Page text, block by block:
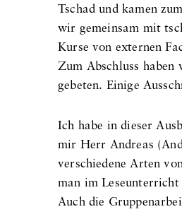
Tschad und kamen
wir gemeinsam mit
Kurse von externen
Zum Abschluss haben
gebeten. Einige
Ich habe in dieser
mir Herr Andreas
verschiedene Arten
man im
Auch die